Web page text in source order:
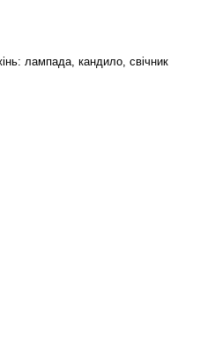
лампада, кандило, свічник